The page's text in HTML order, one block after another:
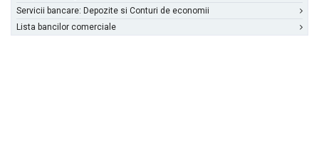
Servicii bancare: Depozite si Conturi de economii
Lista bancilor comerciale